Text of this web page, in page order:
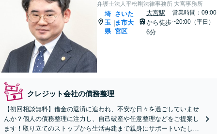
弁護士法人平松剛法律事務所 大宮事務所
埼
玉
県
|
さいた
ま市大
宮区
大宮駅
から徒歩
6分
営業時間：09:00
~20:00（平日）
クレジット会社の債務整理
【初回相談無料】借金の返済に追われ、不安な日々を過ごしていませ
んか？個人の債務整理に注力し、自己破産や任意整理などをご提案し
ます！取り立てのストップから生活再建まで親身にサポートいたしま